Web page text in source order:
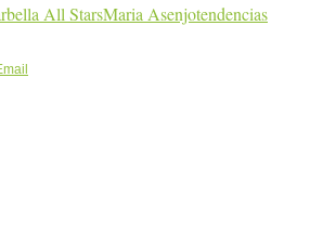
All StarsMaria Asenjotendencias